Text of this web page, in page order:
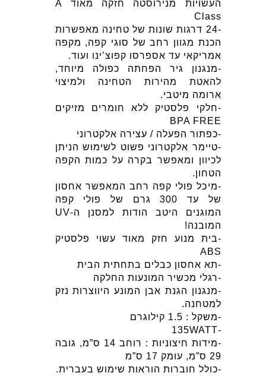
העשויות מנירוסטה חזקה מאוד A
Class
-24 דרגות שונות של טחינה מאפשרות
הכנת מגוון רחב של סוגי קפה, מקפה
אמריקאי עד אספרסו קפוצ’ינו ועוד.
-מנגנון גיר הפחתה כפולה מיוחד,
להאטת מהירות הטחינה ולמיצוי
ארומה מיטבי.
-חלקי פלסטיק ללא חומרים מזיקים
BPA FREE
-כפתור הפעלה / עצירה אלקטרוני
-טיימר אלקטרוני פשוט לשימוש הניתן
לכיוון ומאפשר בקרה על כמות הקפה
הטחון.
-מיכל פולי קפה רחב המאפשר אחסון
של עד 300 גרם של פולי קפה
המוגנים היטב הודות למסנן ה-UV
המובנה!
-בית מנוע חזק מאוד עשוי פלסטיק
ABS
-תא אחסון כבלים בתחתית הבית
-רגלי מכשיר המונעות החלקה
-מנגנון הגנת אבן המונע היווצרות נזק
למטחנה.
-משקל : 1.5 קילוגרם
-135WATT
-מידות חיצוניות : רוחב 14 ס”מ, גובה
29 ס”מ, עומק 17 ס”מ
-כולל חוברות הוראות שימוש בעברית.